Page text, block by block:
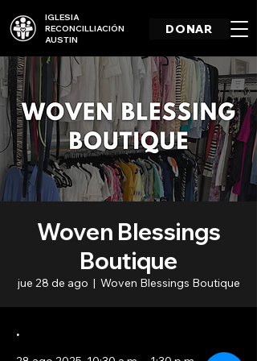
DONAR
IGLESIA
RECONCILLIACIÓN
AUSTIN
Woven Blessings
Boutique
jue 28 de ago
  |
Woven Blessings Boutique
.